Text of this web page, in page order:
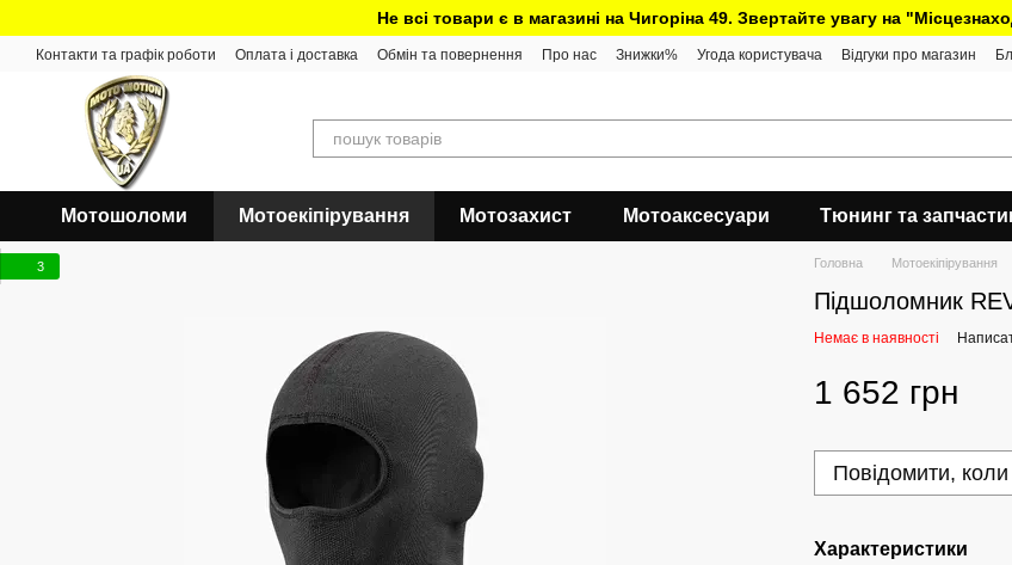
Не всі товари є в магазині на Чигоріна 49. Звертайте увагу на
Контакти та графік роботи Оплата і доставка Обмін та повернення Про нас Знижки% Угода користувача Відгуки про магазин
Мотошоломи Мотоекіпірування Мотозахист Мотоаксесуари Тюнинг та
3 Головна Мотоекіпірування
Пiдшоломник
Немає в наявності
1 652 грн
Повідомити, коли
Характеристики